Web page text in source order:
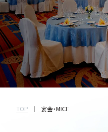
TOP 宴会・MICE